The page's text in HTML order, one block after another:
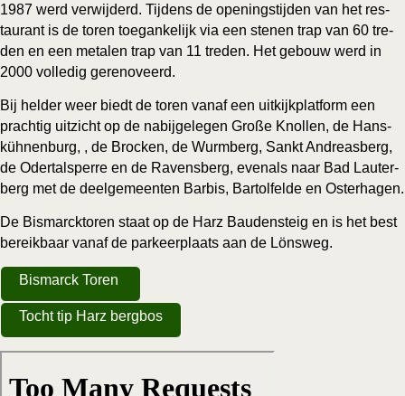
1987 werd ver­wij­derd. Tij­dens de ope­nings­tij­den van het res­
tau­rant is de toren toe­gan­ke­lijk via een ste­nen trap van 60 tre­
den en een meta­len trap van 11 tre­den. Het gebouw werd in
2000 vol­le­dig gerenoveerd.
Bij hel­der weer biedt de toren van­af een uit­kijk­plat­form een
prach­tig uit­zicht op de nabij­ge­le­gen Große Knol­len, de Hans­
küh­nen­burg, , de Broc­ken, de Wurm­berg, Sankt Andre­as­berg,
de Oder­tal­sper­re en de Ravens­berg, even­als naar Bad Lau­ter­
berg met de deel­ge­meen­ten Bar­bis, Bar­t­ol­fel­de en Osterhagen.
De Bis­mar­ck­to­ren staat op de Harz Bau­denst­eig en is het best
bereik­baar van­af de par­keer­plaats aan de Lönsweg.
Bis­mar­ck Toren
Tocht tip Harz bergbos